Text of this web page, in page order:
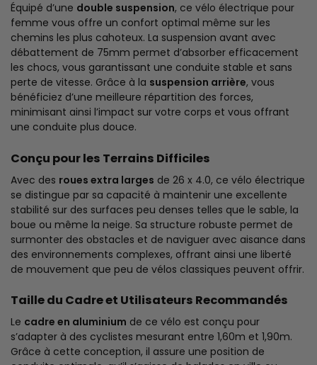
Équipé d’une double suspension, ce vélo électrique pour
femme vous offre un confort optimal même sur les
chemins les plus cahoteux. La suspension avant avec
débattement de 75mm permet d’absorber efficacement
les chocs, vous garantissant une conduite stable et sans
perte de vitesse. Grâce à la suspension arrière, vous
bénéficiez d’une meilleure répartition des forces,
minimisant ainsi l’impact sur votre corps et vous offrant
une conduite plus douce.
Conçu pour les Terrains Difficiles
Avec des roues extra larges de 26 x 4.0, ce vélo électrique
se distingue par sa capacité à maintenir une excellente
stabilité sur des surfaces peu denses telles que le sable, la
boue ou même la neige. Sa structure robuste permet de
surmonter des obstacles et de naviguer avec aisance dans
des environnements complexes, offrant ainsi une liberté
de mouvement que peu de vélos classiques peuvent offrir.
Taille du Cadre et Utilisateurs Recommandés
Le cadre en aluminium de ce vélo est conçu pour
s’adapter à des cyclistes mesurant entre 1,60m et 1,90m.
Grâce à cette conception, il assure une position de